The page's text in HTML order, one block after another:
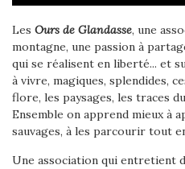
Les Ours de Glandasse, une
montagne, une passion à
qui se réalisent en liberté... et
à vivre, magiques, splendides,
flore, les paysages, les traces
Ensemble on apprend mieux à
sauvages, à les parcourir tout
Une association qui entretient